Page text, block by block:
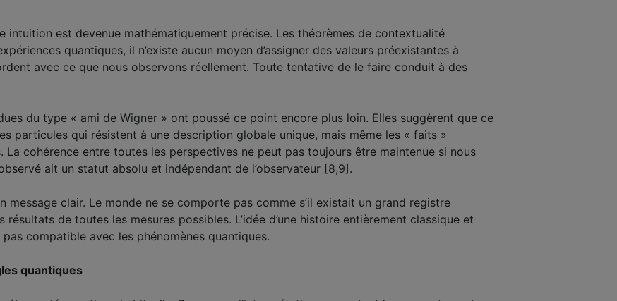
intuition est devenue mathématiquement précise. Les théorèmes de contextualité
quantiques, il n’existe aucun moyen d’assigner des valeurs préexistantes à
avec ce que nous observons réellement. Toute tentative de le faire conduit à des
du type « ami de Wigner » ont poussé ce point encore plus loin. Elles suggèrent que ce
particules qui résistent à une description globale unique, mais même les « faits »
cohérence entre toutes les perspectives ne peut pas toujours être maintenue si nous
ait un statut absolu et indépendant de l’observateur [8,9].
message clair. Le monde ne se comporte pas comme s’il existait un grand registre
de toutes les mesures possibles. L’idée d’une histoire entièrement classique et
compatible avec les phénomènes quantiques.
quantiques